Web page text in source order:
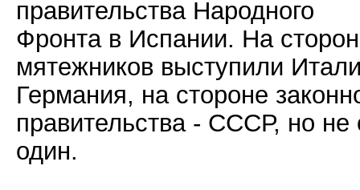
правительства Народного
Фронта в Испании. На
мятежников выступили
Германия, на стороне
правительства - СССР, но не
один.